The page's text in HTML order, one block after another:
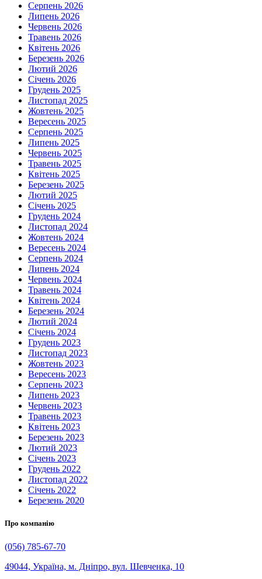
Серпень 2026
Липень 2026
Червень 2026
Травень 2026
Квітень 2026
Березень 2026
Лютий 2026
Січень 2026
Грудень 2025
Листопад 2025
Жовтень 2025
Вересень 2025
Серпень 2025
Липень 2025
Червень 2025
Травень 2025
Квітень 2025
Березень 2025
Лютий 2025
Січень 2025
Грудень 2024
Листопад 2024
Жовтень 2024
Вересень 2024
Серпень 2024
Липень 2024
Червень 2024
Травень 2024
Квітень 2024
Березень 2024
Лютий 2024
Січень 2024
Грудень 2023
Листопад 2023
Жовтень 2023
Вересень 2023
Серпень 2023
Липень 2023
Червень 2023
Травень 2023
Квітень 2023
Березень 2023
Лютий 2023
Січень 2023
Грудень 2022
Листопад 2022
Січень 2022
Березень 2020
Про компанію
(056) 785-67-70
49044, Україна, м. Дніпро, вул. Шевченка, 10